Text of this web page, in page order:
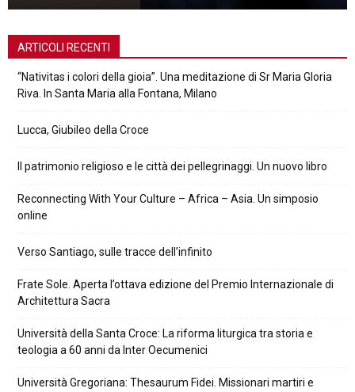
ARTICOLI RECENTI
“Nativitas i colori della gioia”. Una meditazione di Sr Maria Gloria
Riva. In Santa Maria alla Fontana, Milano
Lucca, Giubileo della Croce
Il patrimonio religioso e le città dei pellegrinaggi. Un nuovo libro
Reconnecting With Your Culture – Africa – Asia. Un simposio
online
Verso Santiago, sulle tracce dell’infinito
Frate Sole. Aperta l’ottava edizione del Premio Internazionale di
Architettura Sacra
Università della Santa Croce: La riforma liturgica tra storia e
teologia a 60 anni da Inter Oecumenici
Università Gregoriana: Thesaurum Fidei. Missionari martiri e